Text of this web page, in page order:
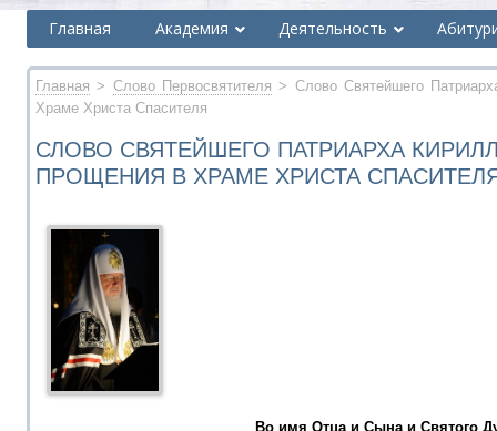
Главная Академия Деятельность
Главная > Слово Первосвятителя > Слово Святейшего
Храме Христа Спасителя
СЛОВО СВЯТЕЙШЕГО ПАТРИАРХА
ПРОЩЕНИЯ В ХРАМЕ ХРИСТА
Во имя Отца и Сына и Святого